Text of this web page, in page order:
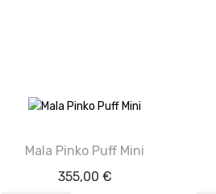
Mala Pinko Puff Mini
355,00 €